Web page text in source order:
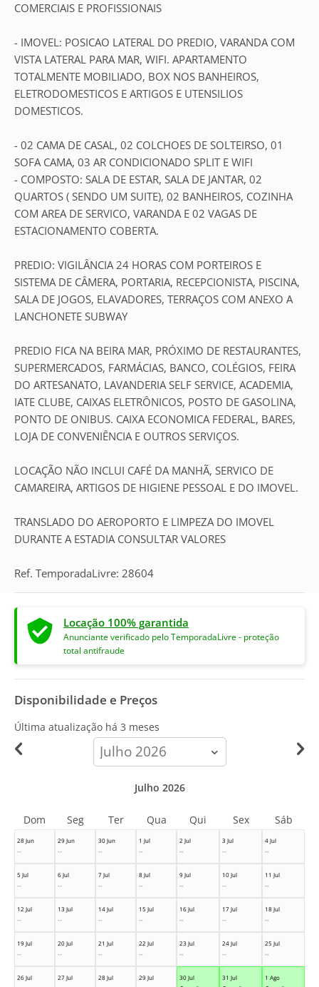
COMERCIAIS E PROFISSIONAIS
- IMOVEL: POSICAO LATERAL DO PREDIO, VARANDA COM
VISTA LATERAL PARA MAR, WIFI. APARTAMENTO
TOTALMENTE MOBILIADO, BOX NOS BANHEIROS,
ELETRODOMESTICOS E ARTIGOS E UTENSILIOS
DOMESTICOS.
- 02 CAMA DE CASAL, 02 COLCHOES DE SOLTEIRSO, 01
SOFA CAMA, 03 AR CONDICIONADO SPLIT E WIFI
- COMPOSTO: SALA DE ESTAR, SALA DE JANTAR, 02
QUARTOS ( SENDO UM SUITE), 02 BANHEIROS, COZINHA
COM AREA DE SERVICO, VARANDA E 02 VAGAS DE
ESTACIONAMENTO COBERTA.
PREDIO: VIGILÂNCIA 24 HORAS COM PORTEIROS E
SISTEMA DE CÂMERA, PORTARIA, RECEPCIONISTA, PISCINA,
SALA DE JOGOS, ELAVADORES, TERRAÇOS COM ANEXO A
LANCHONETE SUBWAY
PREDIO FICA NA BEIRA MAR, PRÓXIMO DE RESTAURANTES,
SUPERMERCADOS, FARMÁCIAS, BANCO, COLÉGIOS, FEIRA
DO ARTESANATO, LAVANDERIA SELF SERVICE, ACADEMIA,
IATE CLUBE, CAIXAS ELETRÔNICOS, POSTO DE GASOLINA,
PONTO DE ONIBUS. CAIXA ECONOMICA FEDERAL, BARES,
LOJA DE CONVENIÊNCIA E OUTROS SERVIÇOS.
LOCAÇÃO NÃO INCLUI CAFÉ DA MANHÃ, SERVICO DE
CAMAREIRA, ARTIGOS DE HIGIENE PESSOAL E DO IMOVEL.
TRANSLADO DO AEROPORTO E LIMPEZA DO IMOVEL
DURANTE A ESTADIA CONSULTAR VALORES
Ref. TemporadaLivre: 28604
Locação 100% garantida
Anunciante verificado pelo TemporadaLivre - proteção
total antifraude
Disponibilidade e Preços
Última atualização há 3 meses
calendar-
month
28 Jun
--
29 Jun
--
30 Jun
--
1 Jul
--
2 Jul
--
3 Jul
--
4 Jul
--
5 Jul
--
6 Jul
--
7 Jul
--
8 Jul
--
9 Jul
--
10 Jul
--
11 Jul
--
12 Jul
--
13 Jul
--
14 Jul
--
15 Jul
--
16 Jul
--
17 Jul
--
18 Jul
--
19 Jul
--
20 Jul
--
21 Jul
--
22 Jul
--
23 Jul
--
24 Jul
--
25 Jul
--
26 Jul
27 Jul
28 Jul
29 Jul
30 Jul
31 Jul
1 Ago
Julho 2026
Dom Seg Ter Qua Qui Sex Sáb